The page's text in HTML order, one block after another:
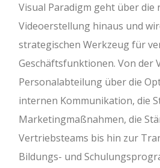
Visual Paradigm geht über die
Videoerstellung hinaus und
strategischen Werkzeug für
Geschäftsfunktionen. Von der
Personalabteilung über die
internen Kommunikation, die
Marketingmaßnahmen, die
Vertriebsteams bis hin zur
Bildungs- und